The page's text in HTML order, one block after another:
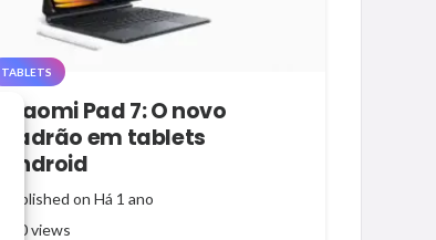
TABLETS
Xiaomi Pad 7: O novo
padrão em tablets
Android
Published onHá 1 ano
320views